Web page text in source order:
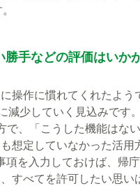
手などの評価はいか
操作に慣れてくれたよう
減少していく見込みです
、「こうした機能はな
想定していなかった活用
を入力しておけば、帰
すべてを許可したい思い